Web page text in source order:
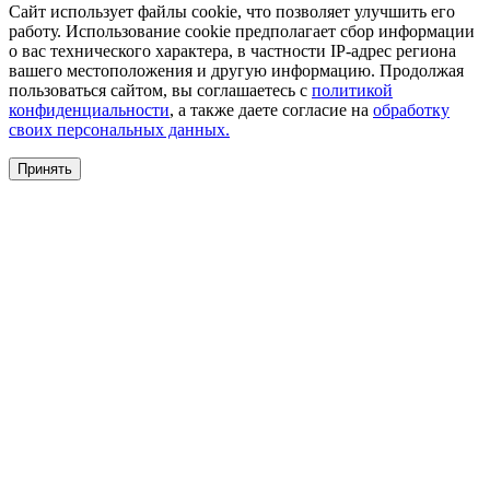
Сайт использует файлы cookie, что позволяет улучшить его
работу. Использование cookie предполагает сбор информации
о вас технического характера, в частности IP-адрес региона
вашего местоположения и другую информацию. Продолжая
пользоваться сайтом, вы соглашаетесь с политикой
конфиденциальности, а также даете согласие на обработку
своих персональных данных.
Принять